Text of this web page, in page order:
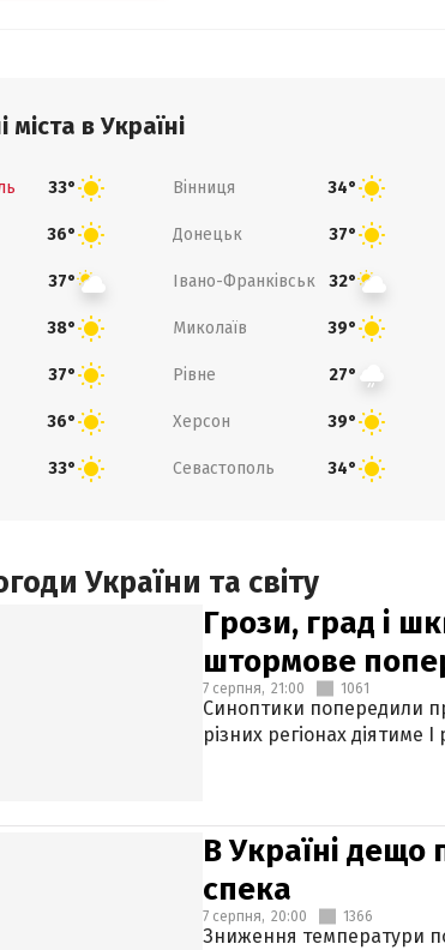
міста в Україні
33° Вінниця 34°
36° Донецьк 37°
37° Івано-Франківськ 32°
38° Миколаїв 39°
37° Рівне 27°
36° Херсон 39°
33° Севастополь 34°
України та світу
Грози, град і
штормове
7 серпня, 21:00 1061
Синоптики попередили
різних регіонах діятиме
В Україні дещо
спека
7 серпня, 20:00 1366
Зниження температури